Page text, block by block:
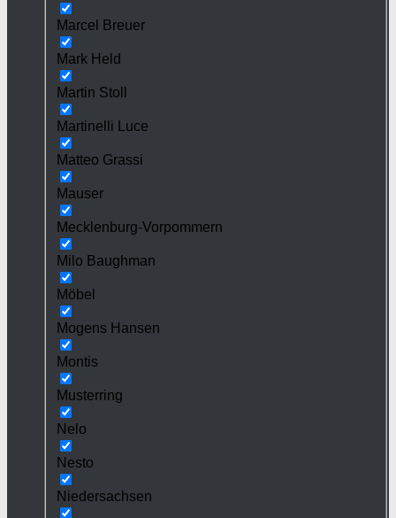
Marcel Breuer
Mark Held
Martin Stoll
Martinelli Luce
Matteo Grassi
Mauser
Mecklenburg-Vorpommern
Milo Baughman
Möbel
Mogens Hansen
Montis
Musterring
Nelo
Nesto
Niedersachsen